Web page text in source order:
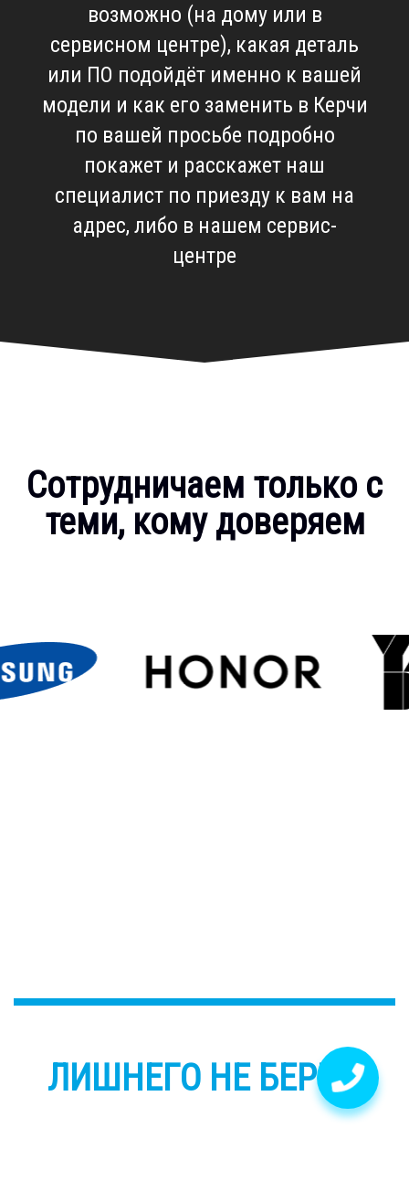
возможно (на дому или в
сервисном центре), какая деталь
или ПО подойдёт именно к вашей
модели и как его заменить в Керчи
по вашей просьбе подробно
покажет и расскажет наш
специалист по приезду к вам на
адрес, либо в нашем сервис-
центре
Сотрудничаем только с
теми, кому доверяем
ЛИШНЕГО НЕ БЕРЕМ